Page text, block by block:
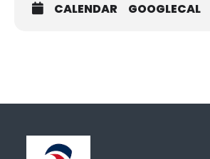
CALENDAR GOOGLECAL